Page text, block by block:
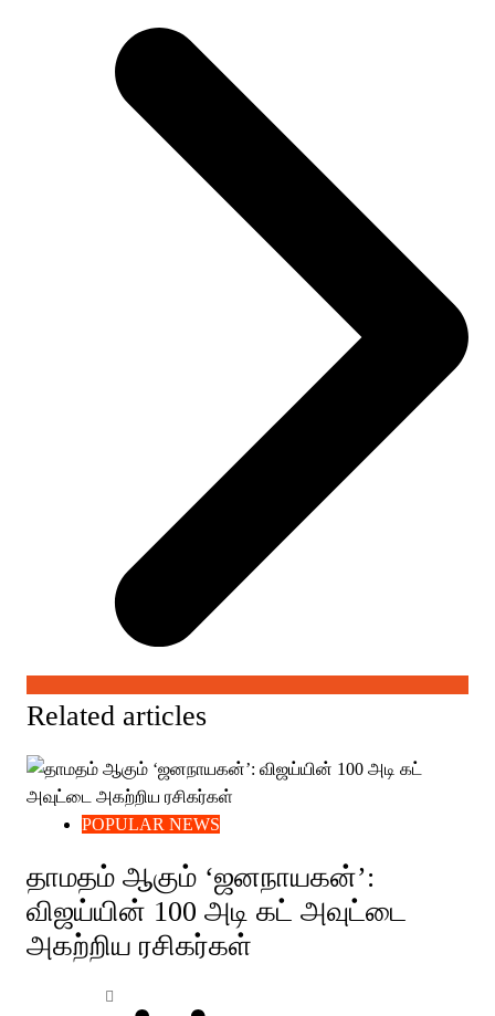
Related articles
POPULAR NEWS
தாமதம் ஆகும் ‘ஜனநாயகன்’:
விஜய்யின் 100 அடி கட் அவுட்டை
அகற்றிய ரசிகர்கள்